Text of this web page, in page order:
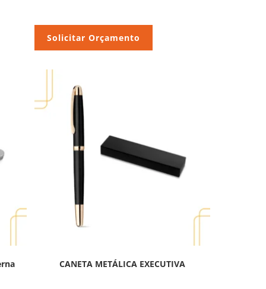
Solicitar Orçamento
CANETA METÁLICA EXECUTIVA